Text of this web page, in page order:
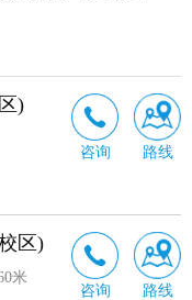
信”的企业文化，力
与认可，赢得口碑
价值公平公正发
)
咨询 路线
区)
米
咨询 路线